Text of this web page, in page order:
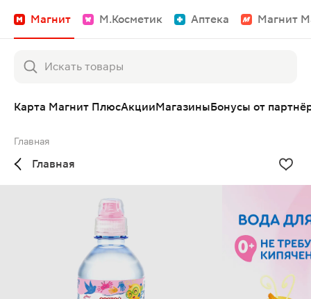
Магнит М.Косметик Аптека Магнит
Карта Магнит ПлюсАкцииМагазиныБонусы от
Главная
Главная